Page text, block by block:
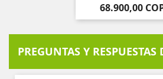
Precio
68.900,00
PREGUNTAS Y RESPUESTAS